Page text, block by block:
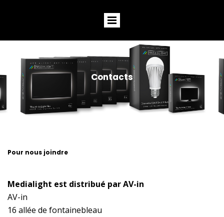
Contacts
Pour nous joindre
Medialight est distribué par AV-in
AV-in
16 allée de fontainebleau